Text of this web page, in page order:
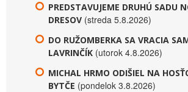
PREDSTAVUJEME DRUHÚ SADU
DRESOV (streda 5.8.2026)
DO RUŽOMBERKA SA VRACIA
LAVRINČÍK (utorok 4.8.2026)
MICHAL HRMO ODIŠIEL NA
BYTČE (pondelok 3.8.2026)